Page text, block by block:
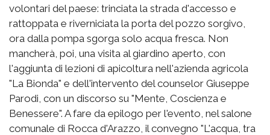
volontari del paese: trinciata la strada d'accesso e
rattoppata e riverniciata la porta del pozzo sorgivo,
ora dalla pompa sgorga solo acqua fresca. Non
mancherà, poi, una visita al giardino aperto, con
l'aggiunta di lezioni di apicoltura nell'azienda agricola
"La Bionda" e dell'intervento del counselor Giuseppe
Parodi, con un discorso su "Mente, Coscienza e
Benessere". A fare da epilogo per l'evento, nel salone
comunale di Rocca d'Arazzo, il convegno "L'acqua, tra